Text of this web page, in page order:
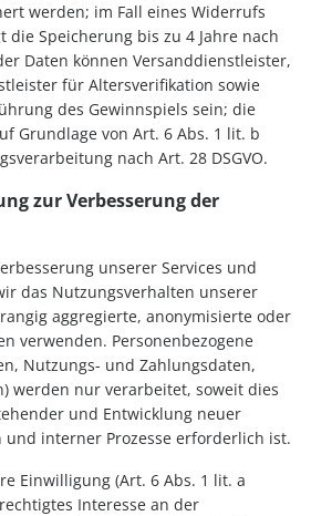
werden; im Fall eines Widerrufs
Speicherung bis zu 4 Jahre nach
Daten können Versanddienstleister,
für Altersverifikation sowie
des Gewinnspiels sein; die
Grundlage von Art. 6 Abs. 1 lit. b
nach Art. 28 DSGVO.
zur Verbesserung der
unserer Services und
das Nutzungsverhalten unserer
aggregierte, anonymisierte oder
verwenden. Personenbezogene
Nutzungs- und Zahlungsdaten,
werden nur verarbeitet, soweit dies
und Entwicklung neuer
und interner Prozesse erforderlich ist.
Einwilligung (Art. 6 Abs. 1 lit. a
Interesse an der